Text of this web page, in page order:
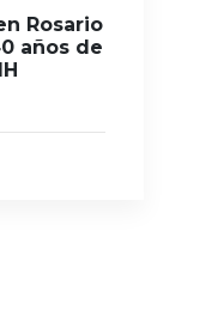
Rosario
años de